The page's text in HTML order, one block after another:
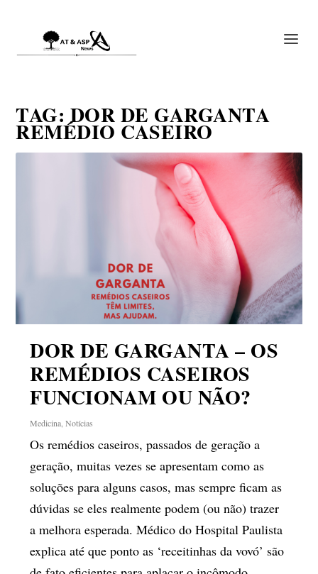
TAG:DOR DE GARGANTA
REMÉDIO CASEIRO
DOR DE GARGANTA – OS
REMÉDIOS CASEIROS
FUNCIONAM OU NÃO?
Medicina ,Notícias
Os remédios caseiros, passados de geração a
geração, muitas vezes se apresentam como as
soluções para alguns casos, mas sempre ficam as
dúvidas se eles realmente podem (ou não) trazer
a melhora esperada. Médico do Hospital Paulista
explica até que ponto as ‘receitinhas da vovó’ são